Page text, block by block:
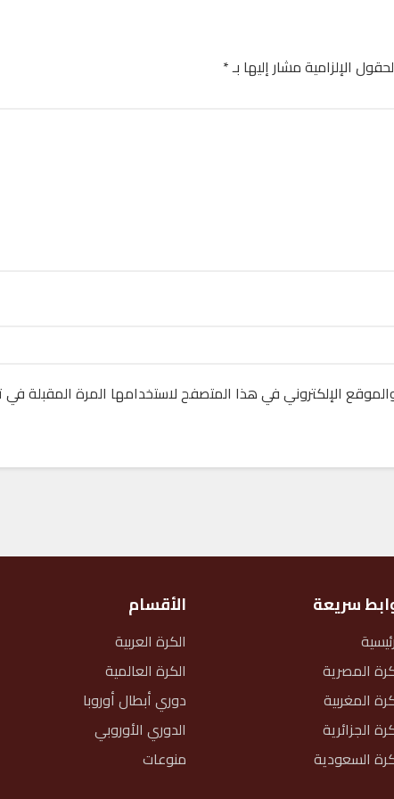
الإلزامية مشار إليها بـ*
الإلكتروني في هذا المتصفح لاستخدامها المرة المقبلة
سريعة
المصرية
المغربية
الجزائرية
السعودية
الأقسام
الكرة العربية
الكرة العالمية
دوري أبطال أوروبا
الدوري الأوروبي
منوعات